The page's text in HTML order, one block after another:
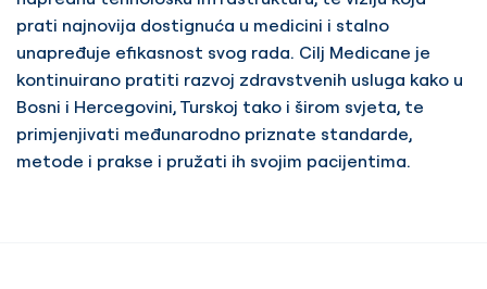
prati najnovija dostignuća u medicini i stalno
unapređuje efikasnost svog rada. Cilj Medicane je
kontinuirano pratiti razvoj zdravstvenih usluga kako u
Bosni i Hercegovini, Turskoj tako i širom svjeta, te
primjenjivati međunarodno priznate standarde,
metode i prakse i pružati ih svojim pacijentima.